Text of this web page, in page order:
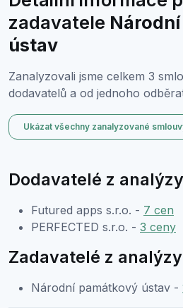
zadavatele
ústav
Zanalyzovali jsme celkem 3
dodavatelů a od jednoho
Ukázat všechny zanalyzované
Dodavatelé z analýzy
Futured apps s.r.o. - 7 cen
PERFECTED s.r.o. - 3 ceny
Zadavatelé z analýzy
Národní památkový ústav -